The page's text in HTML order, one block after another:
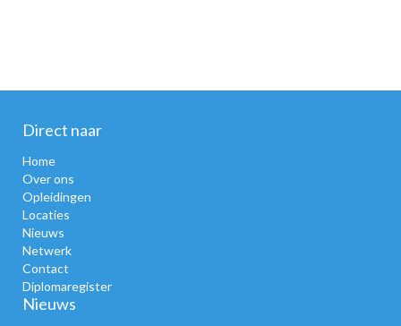
Direct naar
Home
Over ons
Opleidingen
Locaties
Nieuws
Netwerk
Contact
Diplomaregister
Nieuws